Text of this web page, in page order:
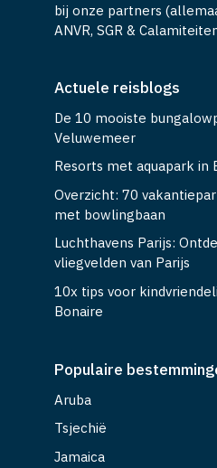
bij onze partners
ANVR, SGR &
Actuele reisblogs
De 10 mooiste
Veluwemeer
Resorts met aquapark in
Overzicht: 70
met bowlingbaan
Luchthavens Parijs:
vliegvelden van Parijs
10x tips voor
Bonaire
Populaire
Aruba
Tsjechië
Jamaica